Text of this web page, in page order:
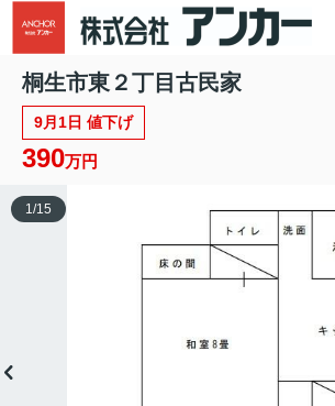
桐生市東２丁目古民家
9月1日 値下げ
390万円
1/15